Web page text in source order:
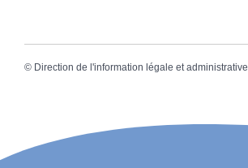
© Direction de l'information légale et administrative